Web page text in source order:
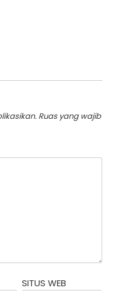
Ruas yang wajib
SITUS WEB